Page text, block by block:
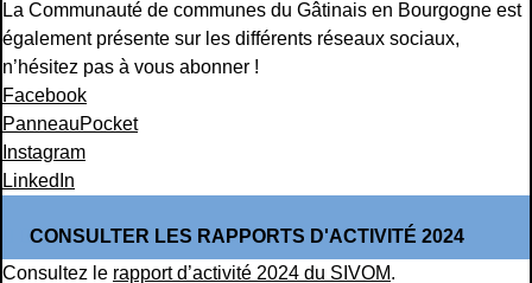
La Communauté de communes du Gâtinais en Bourgogne est
également présente sur les différents réseaux sociaux,
n’hésitez pas à vous abonner !
Facebook
PanneauPocket
Instagram
LinkedIn
CONSULTER LES RAPPORTS D'ACTIVITÉ 2024
Consultez le rapport d’activité 2024 du SIVOM.